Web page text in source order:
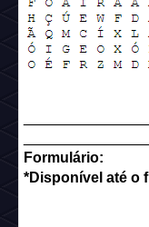
Formulário:
*Disponível até o